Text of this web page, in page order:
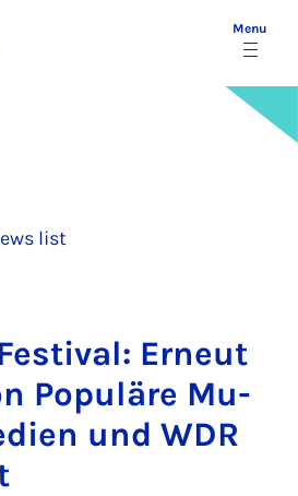
Menu
list
Erneut
Pop­uläre Mu­
und WDR